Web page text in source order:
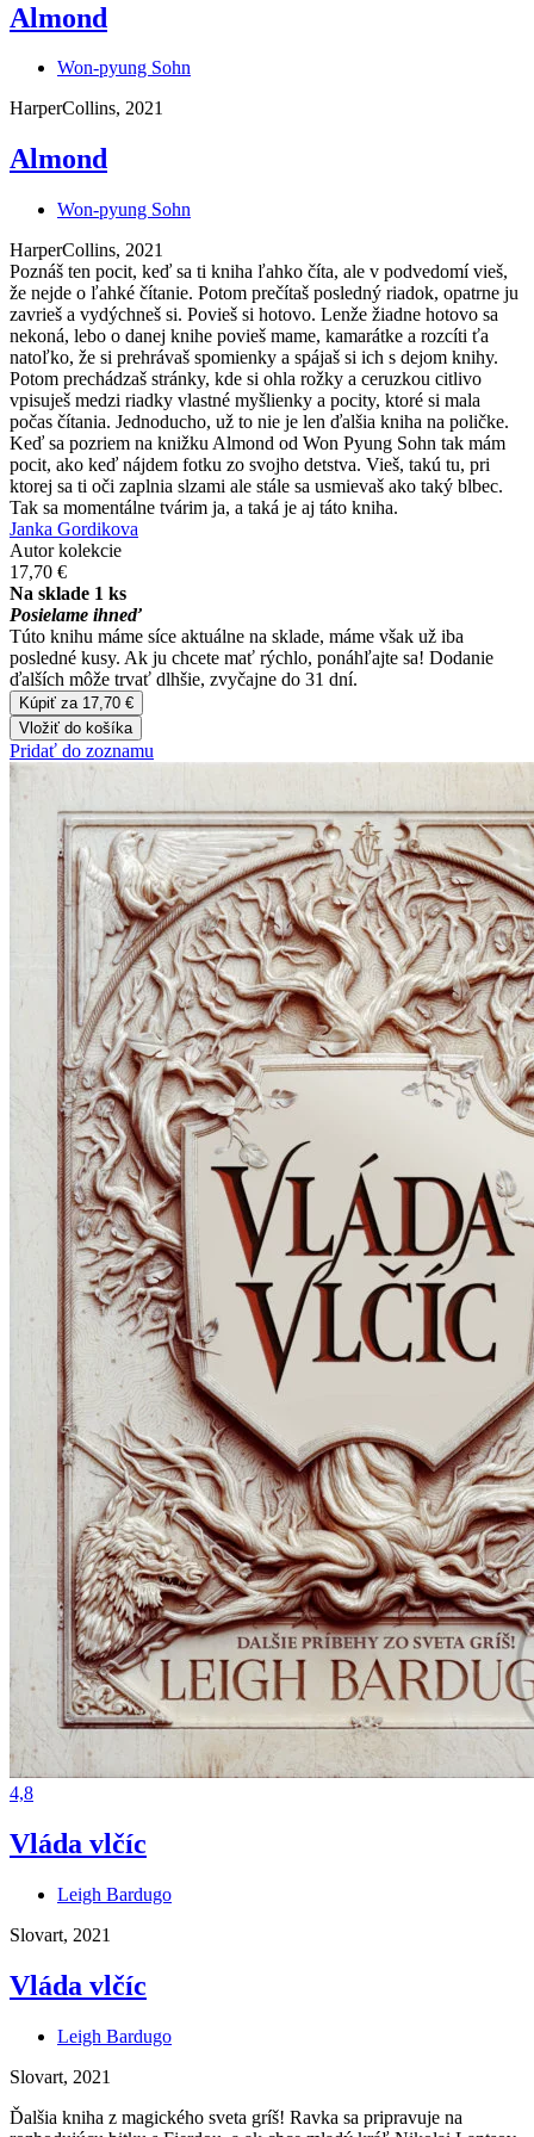
Almond
Won-pyung Sohn
HarperCollins, 2021
Almond
Won-pyung Sohn
HarperCollins, 2021
Poznáš ten pocit, keď sa ti kniha ľahko číta, ale v podvedomí vieš,
že nejde o ľahké čítanie. Potom prečítaš posledný riadok, opatrne ju
zavrieš a vydýchneš si. Povieš si hotovo. Lenže žiadne hotovo sa
nekoná, lebo o danej knihe povieš mame, kamarátke a rozcíti ťa
natoľko, že si prehrávaš spomienky a spájaš si ich s dejom knihy.
Potom prechádzaš stránky, kde si ohla rožky a ceruzkou citlivo
vpisuješ medzi riadky vlastné myšlienky a pocity, ktoré si mala
počas čítania. Jednoducho, už to nie je len ďalšia kniha na poličke.
Keď sa pozriem na knižku Almond od Won Pyung Sohn tak mám
pocit, ako keď nájdem fotku zo svojho detstva. Vieš, takú tu, pri
ktorej sa ti oči zaplnia slzami ale stále sa usmievaš ako taký blbec.
Tak sa momentálne tvárim ja, a taká je aj táto kniha.
Janka Gordikova
Autor kolekcie
17,70 €
Na sklade 1 ks
Posielame ihneď
Túto knihu máme síce aktuálne na sklade, máme však už iba
posledné kusy. Ak ju chcete mať rýchlo, ponáhľajte sa! Dodanie
ďalších môže trvať dlhšie, zvyčajne do 31 dní.
Kúpiť za 17,70 €
Vložiť do košíka
Pridať do zoznamu
4,8
Vláda vlčíc
Leigh Bardugo
Slovart, 2021
Vláda vlčíc
Leigh Bardugo
Slovart, 2021
Ďalšia kniha z magického sveta gríš! Ravka sa pripravuje na